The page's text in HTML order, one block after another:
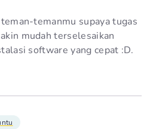
temanmu supaya tugas
mudah terselesaikan
software yang cepat :D.